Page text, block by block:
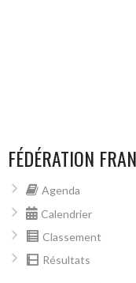
FÉDÉRATION
Agenda
Calendrier
Classement
Résultats